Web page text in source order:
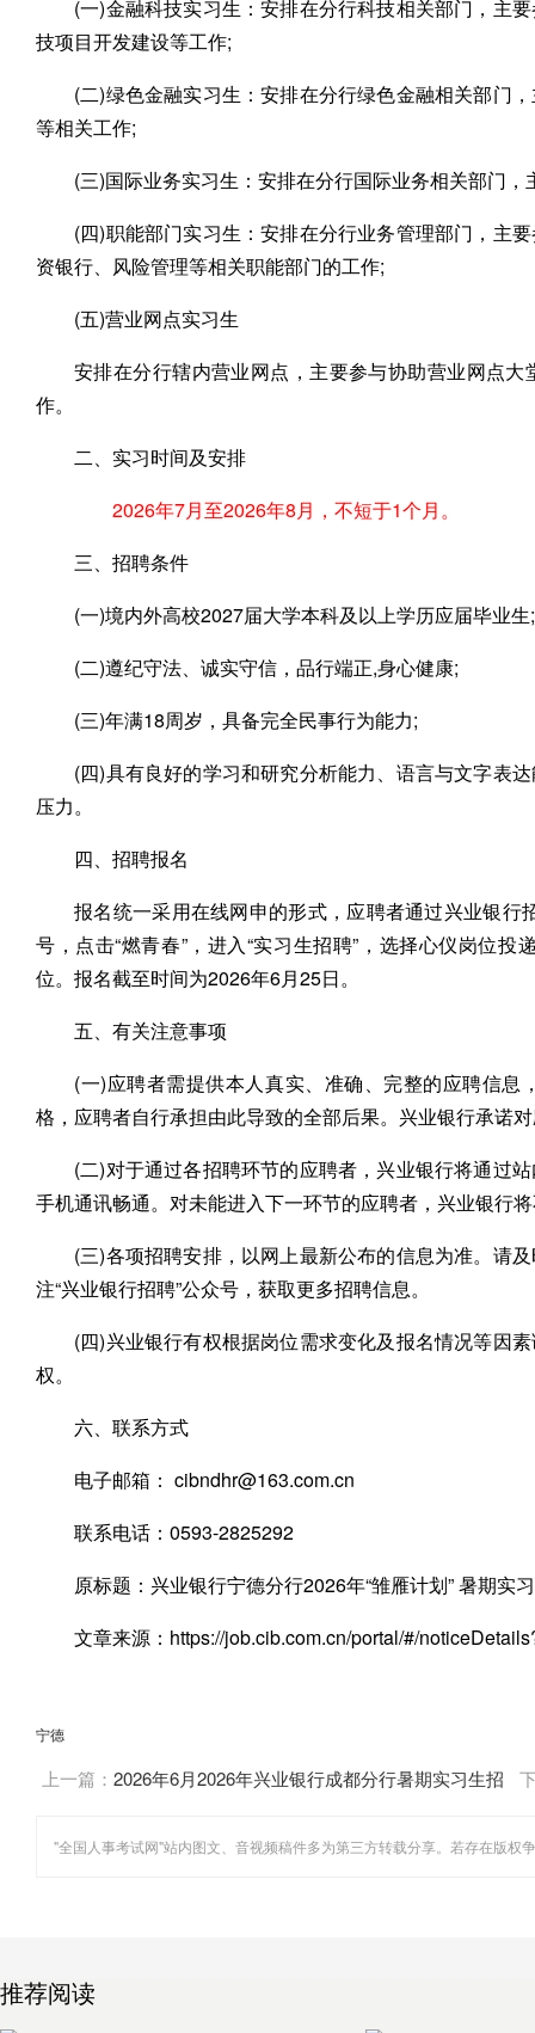
(一)金融科技实习生：安排在分行科技相关部门，主
技项目开发建设等工作;
(二)绿色金融实习生：安排在分行绿色金融相关部门
等相关工作;
(三)国际业务实习生：安排在分行国际业务相关部门
(四)职能部门实习生：安排在分行业务管理部门，主
资银行、风险管理等相关职能部门的工作;
(五)营业网点实习生
安排在分行辖内营业网点，主要参与协助营业网点
作。
二、实习时间及安排
2026年7月至2026年8月，不短于1个月。
三、招聘条件
(一)境内外高校2027届大学本科及以上学历应届毕业生;
(二)遵纪守法、诚实守信，品行端正,身心健康;
(三)年满18周岁，具备完全民事行为能力;
(四)具有良好的学习和研究分析能力、语言与文字表
压力。
四、招聘报名
报名统一采用在线网申的形式，应聘者通过兴业银行
号，点击“燃青春”，进入“实习生招聘”，选择心仪岗位
位。报名截至时间为2026年6月25日。
五、有关注意事项
(一)应聘者需提供本人真实、准确、完整的应聘信
格，应聘者自行承担由此导致的全部后果。兴业银行承诺
(二)对于通过各招聘环节的应聘者，兴业银行将通过
手机通讯畅通。对未能进入下一环节的应聘者，兴业银行
(三)各项招聘安排，以网上最新公布的信息为准。请
注“兴业银行招聘”公众号，获取更多招聘信息。
(四)兴业银行有权根据岗位需求变化及报名情况等因
权。
六、联系方式
电子邮箱： cibndhr@163.com.cn
联系电话：0593-2825292
原标题：兴业银行宁德分行2026年“雏雁计划” 暑期实
文章来源：https://job.cib.com.cn/portal/#/
宁德
上一篇： 2026年6月2026年兴业银行成都分行暑期实习生招
推荐阅读